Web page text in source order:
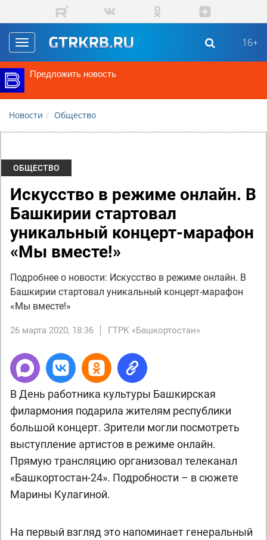
Перейти к основному содержанию
Toggle
navigation
16+
Предложить новость
Новости Общество
ОБЩЕСТВО
Искусство в режиме онлайн. В
Башкирии стартовал
уникальный концерт-марафон
«Мы вместе!»
Подробнее о новости: Искусство в режиме онлайн. В
Башкирии стартовал уникальный концерт-марафон
«Мы вместе!»
26 марта 2020, 18:36 ГТРК «Башкортостан»
В День работника культуры Башкирская
филармония подарила жителям республики
большой концерт. Зрители могли посмотреть
выступление артистов в режиме онлайн.
Прямую трансляцию организовал телеканал
«Башкортостан-24». Подробности – в сюжете
Марины Кулагиной.
На первый взгляд это напоминает генеральный